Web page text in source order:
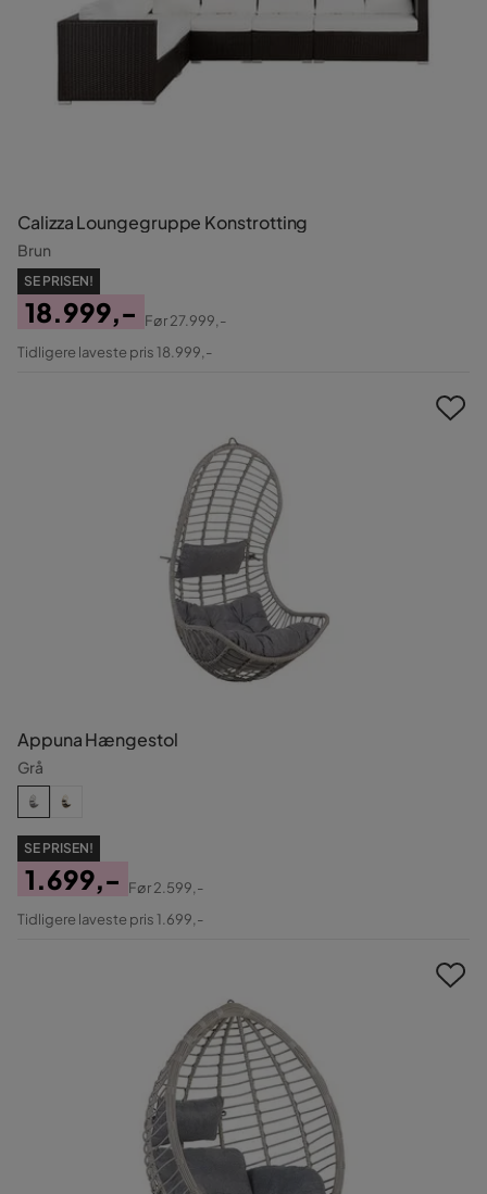
Calizza Loungegruppe Konstrotting
Brun
SE PRISEN!
Pris
18.999,-
Original
Før27.999,-
Tidligere laveste pris 18.999,-
Appuna Hængestol
Grå
SE PRISEN!
Pris
1.699,-
Original
Før2.599,-
Tidligere laveste pris 1.699,-